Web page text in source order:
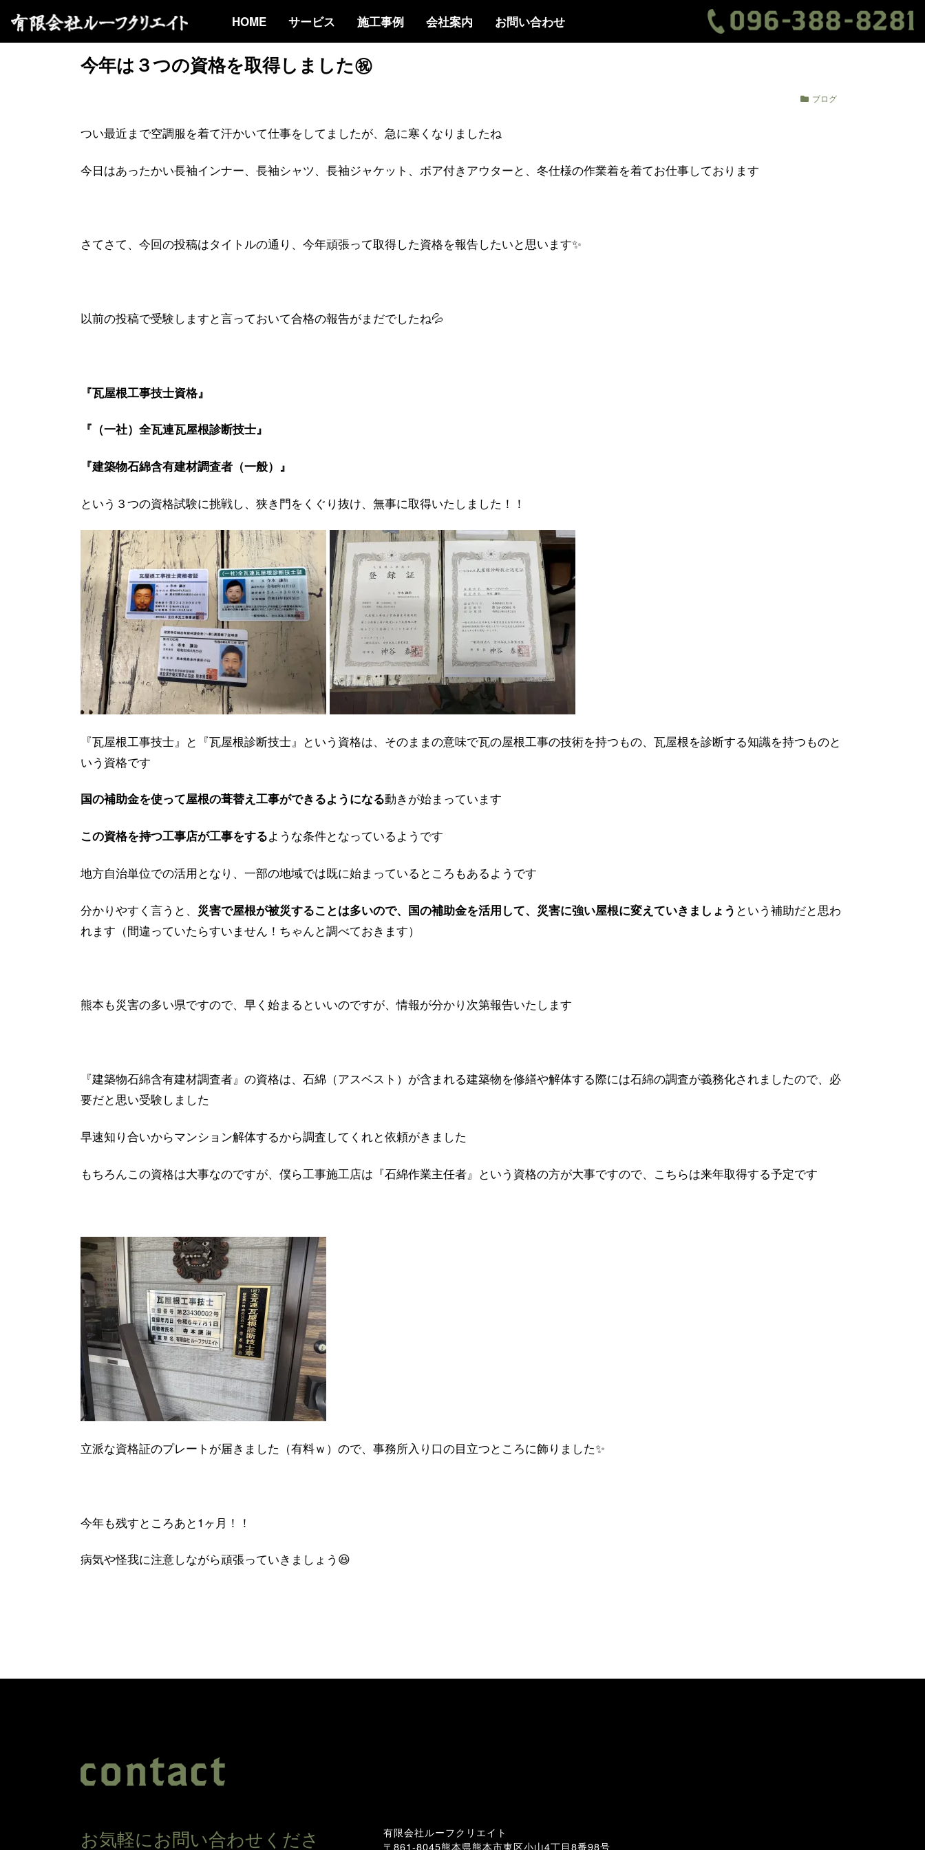
HOME サービス 施工事例 会社案内 お問い合わせ
今年は３つの資格を取得しました㊗️
ブログ
つい最近まで空調服を着て汗かいて仕事をしてましたが、急に寒くなりましたね
今日はあったかい長袖インナー、長袖シャツ、長袖ジャケット、ボア付きアウターと、冬仕様の作業着を着てお仕事しております
さてさて、今回の投稿はタイトルの通り、今年頑張って取得した資格を報告したいと思います✨
以前の投稿で受験しますと言っておいて合格の報告がまだでしたね💦
『瓦屋根工事技士資格』
『（一社）全瓦連瓦屋根診断技士』
『建築物石綿含有建材調査者（一般）』
という３つの資格試験に挑戦し、狭き門をくぐり抜け、無事に取得いたしました！！
『瓦屋根工事技士』と『瓦屋根診断技士』という資格は、そのままの意味で瓦の屋根工事の技術を持つもの、瓦屋根を診断する知識を持つものと
いう資格です
国の補助金を使って屋根の葺替え工事ができるようになる動きが始まっています
この資格を持つ工事店が工事をするような条件となっているようです
地方自治単位での活用となり、一部の地域では既に始まっているところもあるようです
分かりやすく言うと、 災害で屋根が被災することは多いので、国の補助金を活用して、災害に強い屋根に変えていきましょう という補助だと思わ
れます（間違っていたらすいません！ちゃんと調べておきます）
熊本も災害の多い県ですので、早く始まるといいのですが、情報が分かり次第報告いたします
『建築物石綿含有建材調査者』の資格は、石綿（アスベスト）が含まれる建築物を修繕や解体する際には石綿の調査が義務化されましたので、必
要だと思い受験しました
早速知り合いからマンション解体するから調査してくれと依頼がきました
もちろんこの資格は大事なのですが、僕ら工事施工店は『石綿作業主任者』という資格の方が大事ですので、こちらは来年取得する予定です
立派な資格証のプレートが届きました（有料ｗ）ので、事務所入り口の目立つところに飾りました✨
今年も残すところあと1ヶ月！！
病気や怪我に注意しながら頑張っていきましょう😆
お気軽にお問い合わせくださ
有限会社ルーフクリエイト
〒861-8045熊本県熊本市東区小山4丁目8番98号